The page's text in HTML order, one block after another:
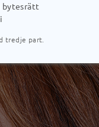
bytesrätt
tredje part.